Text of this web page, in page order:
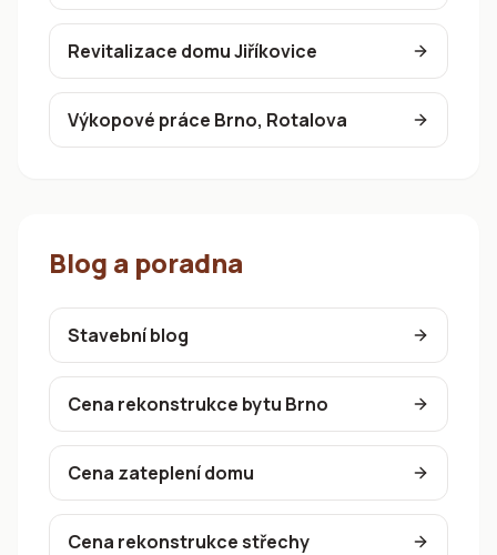
Revitalizace domu Jiříkovice
Výkopové práce Brno, Rotalova
Blog a poradna
Stavební blog
Cena rekonstrukce bytu Brno
Cena zateplení domu
Cena rekonstrukce střechy